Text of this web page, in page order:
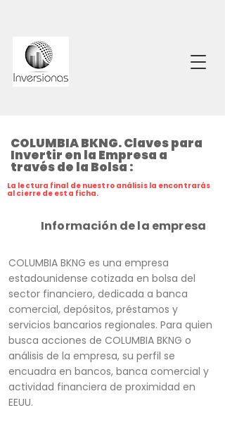
COLUMBIA BKNG. Claves para
Invertir en la Empresa a
través de la Bolsa :
La lectura final de nuestro análisis la encontrarás
al cierre de esta ficha.
Información de la empresa
COLUMBIA BKNG es una empresa
estadounidense cotizada en bolsa del
sector financiero, dedicada a banca
comercial, depósitos, préstamos y
servicios bancarios regionales. Para quien
busca acciones de COLUMBIA BKNG o
análisis de la empresa, su perfil se
encuadra en bancos, banca comercial y
actividad financiera de proximidad en
EEUU.